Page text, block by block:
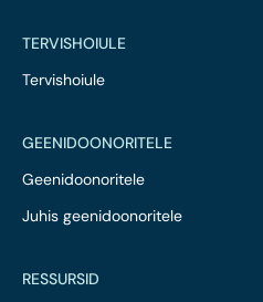
TERVISHOIULE
Tervishoiule
GEENIDOONORITELE
Geenidoonoritele
Juhis geenidoonoritele
RESSURSID